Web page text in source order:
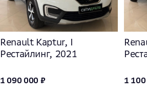
Renault Kaptur, I
Рестайлинг, 2021
1 090 000 ₽ 1